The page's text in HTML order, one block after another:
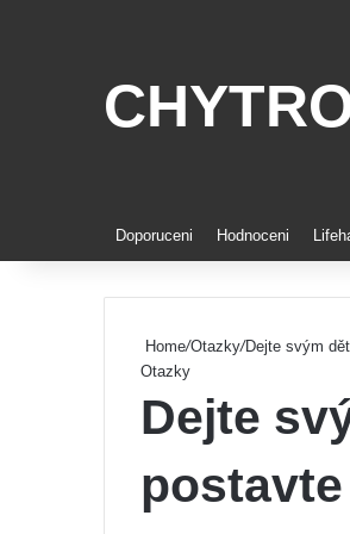
Doporuceni Hodnoceni
Home/Otazky/Dejte svým
Otazky
Dejte